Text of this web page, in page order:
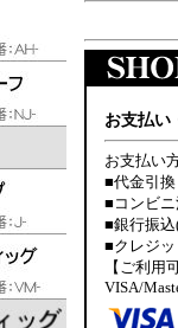
お支払い
お支払い
■代金引換
■コンビ
■銀行振
■クレジ
【ご利用
VISA/